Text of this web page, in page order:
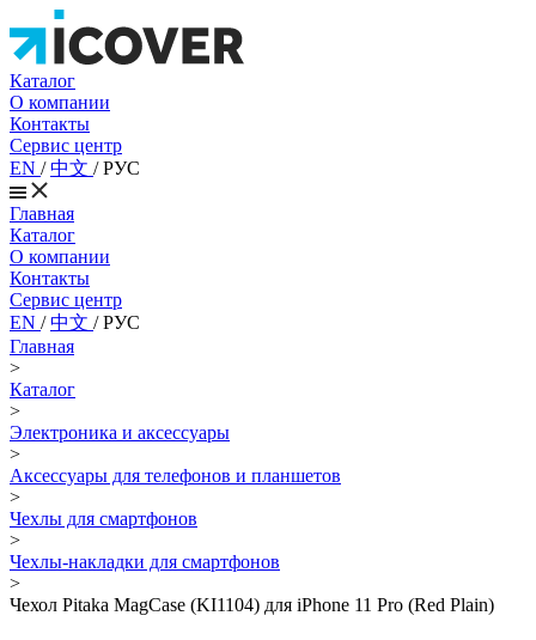
Каталог
О компании
Контакты
Сервис центр
EN /中文 /РУС
Главная
Каталог
О компании
Контакты
Сервис центр
EN /中文 /РУС
Главная
>
Каталог
>
Электроника и аксессуары
>
Аксессуары для телефонов и планшетов
>
Чехлы для смартфонов
>
Чехлы-накладки для смартфонов
>
Чехол Pitaka MagCase (KI1104) для iPhone 11 Pro (Red Plain)